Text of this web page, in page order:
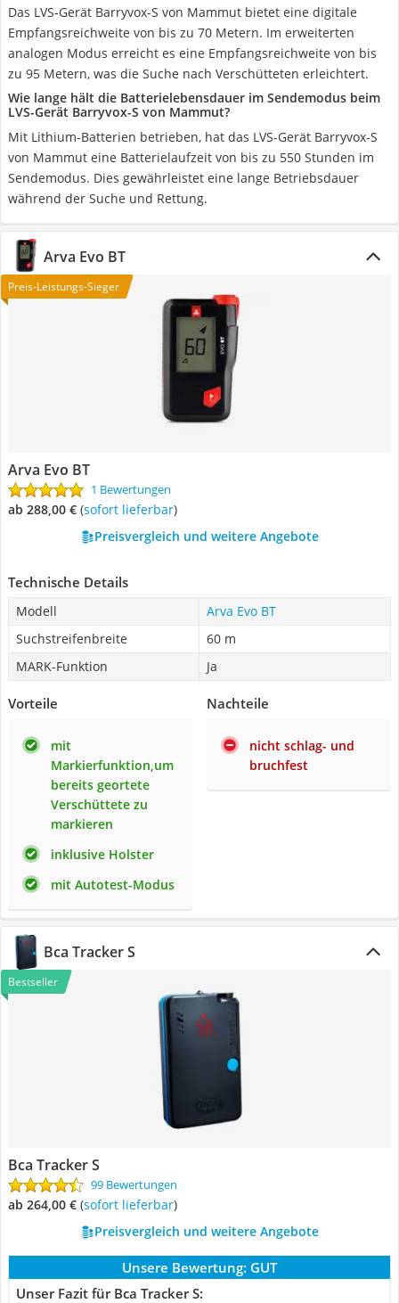
Das LVS-Gerät Barryvox-S von Mammut bietet eine digitale
Empfangsreichweite von bis zu 70 Metern. Im erweiterten
analogen Modus erreicht es eine Empfangsreichweite von bis
zu 95 Metern, was die Suche nach Verschütteten erleichtert.
Wie lange hält die Batterielebensdauer im Sendemodus beim
LVS-Gerät Barryvox-S von Mammut?
Mit Lithium-Batterien betrieben, hat das LVS-Gerät Barryvox-S
von Mammut eine Batterielaufzeit von bis zu 550 Stunden im
Sendemodus. Dies gewährleistet eine lange Betriebsdauer
während der Suche und Rettung.
Arva Evo BT
Preis-Leistungs-Sieger
Arva Evo BT
1 Bewertungen
ab 288,00 € ( Sofort lieferbar)
Preisvergleich und weitere Angebote
Technische Details
Modell
Arva Evo BT
Suchstreifenbreite
60 m
MARK-Funktion
Ja
Vorteile
mit
Markierfunktion,um
bereits geortete
Verschüttete zu
markieren
inklusive Holster
mit Autotest-Modus
Nachteile
nicht schlag- und
bruchfest
Bca Tracker S
Bestseller
Bca Tracker S
99 Bewertungen
ab 264,00 € ( Sofort lieferbar)
Preisvergleich und weitere Angebote
Unsere Bewertung: GUT
Unser Fazit für Bca Tracker S: